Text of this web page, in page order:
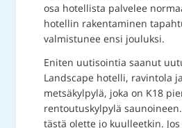
osa hotellista palvelee
hotellin rakentaminen
valmistunee ensi jouluksi.
Eniten uutisointia saanut
Landscape hotelli, ravintola
metsäkylpylä, joka on K18
rentoutuskylpylä
tästä olette jo kuulleetkin.